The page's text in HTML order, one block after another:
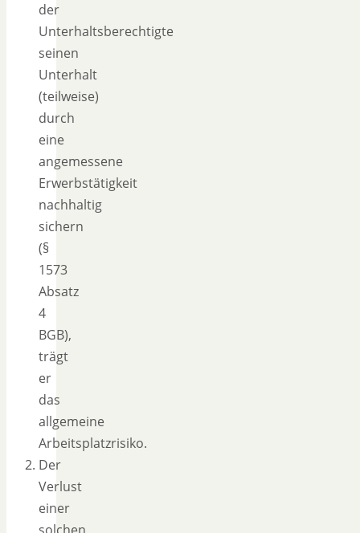
der
Unterhaltsberechtigte
seinen
Unterhalt
(teilweise)
durch
eine
angemessene
Erwerbstätigkeit
nachhaltig
sichern
(§
1573
Absatz
4
BGB),
trägt
er
das
allgemeine
Arbeitsplatzrisiko.
Der
Verlust
einer